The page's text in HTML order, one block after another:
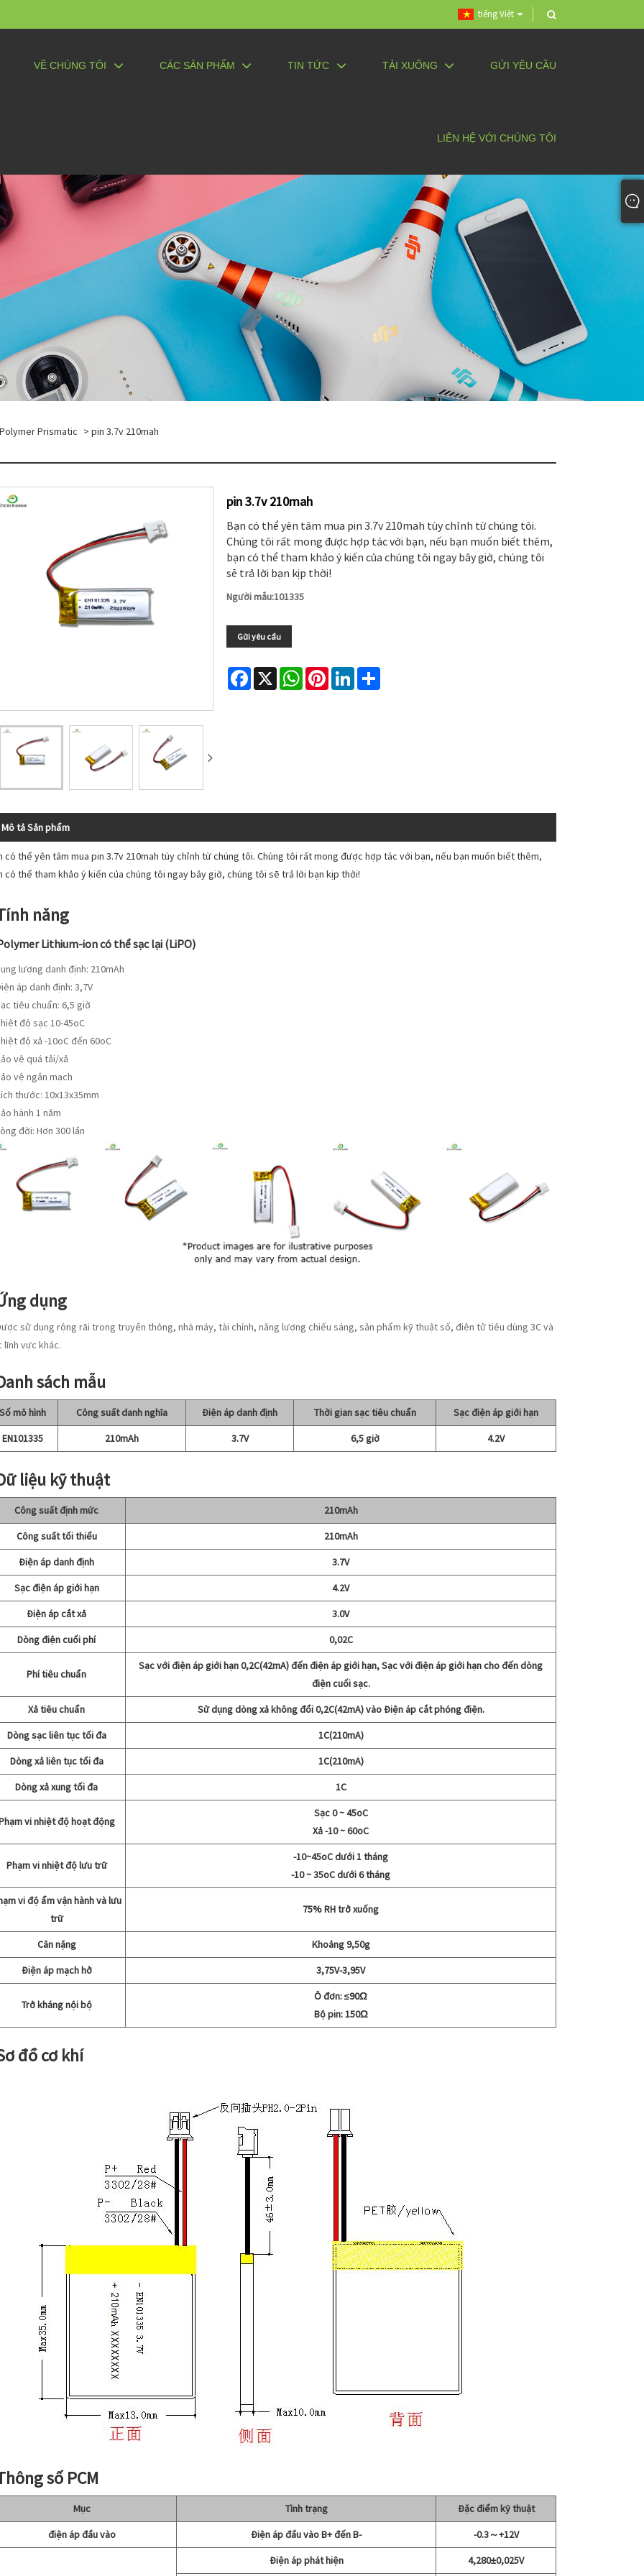
tiếng Việt
VỀ CHÚNG TÔI CÁC SẢN PHẨM TIN TỨC TẢI XUỐNG GỬI YÊU CẦU
LIÊN HỆ VỚI CHÚNG TÔI
Prismatic > pin 3.7v 210mah
pin 3.7v 210mah
Bạn có thể yên tâm mua pin 3.7v 210mah tùy chỉnh từ chúng tôi.
Chúng tôi rất mong được hợp tác với bạn, nếu bạn muốn biết thêm,
bạn có thể tham khảo ý kiến ​​của chúng tôi ngay bây giờ, chúng tôi
sẽ trả lời bạn kịp thời!
Người mẫu:101335
Gửi yêu cầu
Facebook
X WhatsAppPinterestLinkedInShare
Mô tả Sản phẩm
có thể yên tâm mua pin 3.7v 210mah tùy chỉnh từ chúng tôi. Chúng tôi rất mong được hợp tác với bạn, nếu bạn muốn biết thêm,
có thể tham khảo ý kiến ​​của chúng tôi ngay bây giờ, chúng tôi sẽ trả lời bạn kịp thời!
năng
Lithium-ion có thể sạc lại (LiPO)
lượng danh định: 210mAh
áp danh định: 3,7V
tiêu chuẩn: 6,5 giờ
độ sạc 10-45oC
độ xả -10oC đến 60oC
vệ quá tải/xả
vệ ngắn mạch
thước: 10x13x35mm
hành 1 năm
đời: Hơn 300 lần
dụng
sử dụng rộng rãi trong truyền thông, nhà máy, tài chính, năng lượng chiếu sáng, sản phẩm kỹ thuật số, điện tử tiêu dùng 3C và
lĩnh vực khác.
sách mẫu
Số mô hình Công suất danh nghĩa Điện áp danh định Thời gian sạc tiêu chuẩn
Sạc điện áp giới hạn
EN101335
210mAh 3.7V 6,5 giờ 4.2V
liệu kỹ thuật
Công suất định mức
210mAh
Công suất tối thiểu
210mAh
Điện áp danh định
3.7V
Sạc điện áp giới hạn
4.2V
Điện áp cắt xả
3.0V
Dòng điện cuối phí
0,02C
Phí tiêu chuẩn
Sạc với điện áp giới hạn 0,2C(42mA) đến điện áp giới hạn, Sạc với điện áp giới hạn cho đến dòng
điện cuối sạc.
Xả tiêu chuẩn
Sử dụng dòng xả không đổi 0,2C(42mA) vào Điện áp cắt phóng điện.
Dòng sạc liên tục tối đa
1C(210mA)
Dòng xả liên tục tối đa
1C(210mA)
Dòng xả xung tối đa
1C
vi nhiệt độ hoạt động
Sạc 0 ~ 45oC
Xả -10 ~ 60oC
Phạm vi nhiệt độ lưu trữ
-10~45oC dưới 1 tháng
-10 ~ 35oC dưới 6 tháng
vi độ ẩm vận hành và lưu
trữ
75% RH trở xuống
Cân nặng
Khoảng 9,50g
Điện áp mạch hở
3,75V-3,95V
Trở kháng nội bộ
Ô đơn: ≤90Ω
Bộ pin: 150Ω
đồ cơ khí
số PCM
Mục Tình trạng
Đặc điểm kỹ thuật
điện áp đầu vào
Điện áp đầu vào B+ đến B-
-0.3～+12V
Điện áp phát hiện
4,280±0,025V